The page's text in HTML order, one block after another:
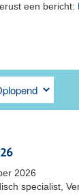
een bericht:
2026
specialist,